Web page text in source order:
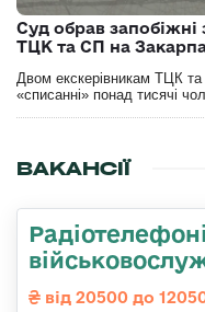
Суд обрав
ТЦК та СП на
Двом екскерівникам ТЦК
«списанні» понад тисячі
ВАКАНСІЇ
від 20500 до